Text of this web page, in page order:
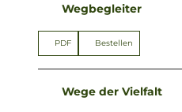
Wegbegleiter
PDF Bestellen
Wege der Vielfalt